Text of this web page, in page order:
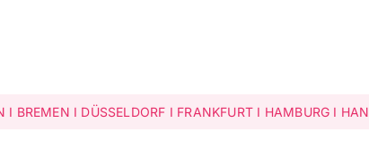
I BREMEN I DÜSSELDORF I FRANKFURT I HAMBURG I